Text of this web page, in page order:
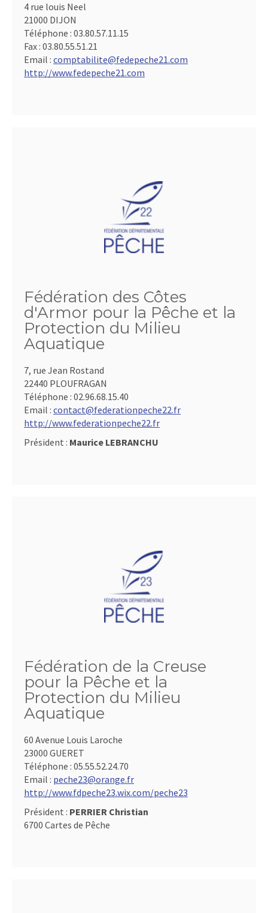
4 rue louis Neel
21000 DIJON
Téléphone : 03.80.57.11.15
Fax : 03.80.55.51.21
Email : comptabilite@fedepeche21.com
http://www.fedepeche21.com
Fédération des Côtes
d'Armor pour la Pêche et la
Protection du Milieu
Aquatique
7, rue Jean Rostand
22440 PLOUFRAGAN
Téléphone : 02.96.68.15.40
Email : contact@federationpeche22.fr
http://www.federationpeche22.fr
Président : Maurice LEBRANCHU
Fédération de la Creuse
pour la Pêche et la
Protection du Milieu
Aquatique
60 Avenue Louis Laroche
23000 GUERET
Téléphone : 05.55.52.24.70
Email : peche23@orange.fr
http://www.fdpeche23.wix.com/peche23
Président : PERRIER Christian
6700 Cartes de Pêche